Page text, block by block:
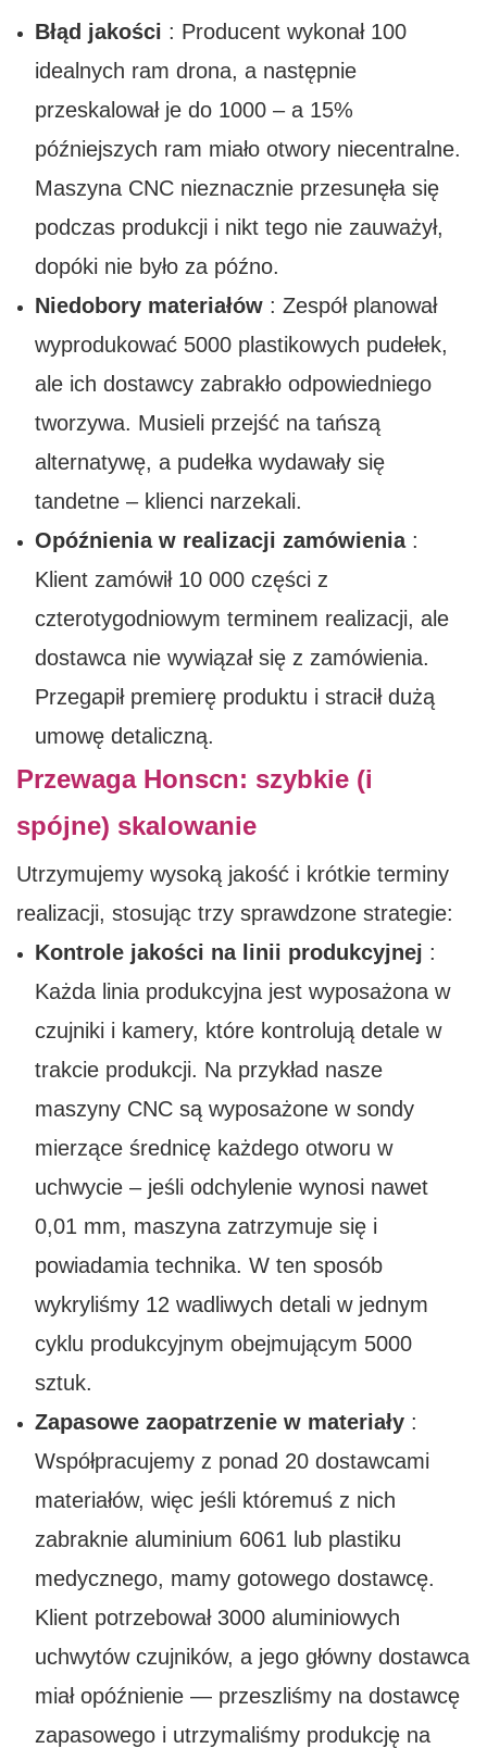
Błąd jakości : Producent wykonał 100
idealnych ram drona, a następnie
przeskalował je do 1000 – a 15%
późniejszych ram miało otwory niecentralne.
Maszyna CNC nieznacznie przesunęła się
podczas produkcji i nikt tego nie zauważył,
dopóki nie było za późno.
Niedobory materiałów: Zespół planował
wyprodukować 5000 plastikowych pudełek,
ale ich dostawcy zabrakło odpowiedniego
tworzywa. Musieli przejść na tańszą
alternatywę, a pudełka wydawały się
tandetne – klienci narzekali.
Opóźnienia w realizacji zamówienia:
Klient zamówił 10 000 części z
czterotygodniowym terminem realizacji, ale
dostawca nie wywiązał się z zamówienia.
Przegapił premierę produktu i stracił dużą
umowę detaliczną.
Przewaga Honscn: szybkie (i
spójne) skalowanie
Utrzymujemy wysoką jakość i krótkie terminy
realizacji, stosując trzy sprawdzone strategie:
Kontrole jakości na linii produkcyjnej :
Każda linia produkcyjna jest wyposażona w
czujniki i kamery, które kontrolują detale w
trakcie produkcji. Na przykład nasze
maszyny CNC są wyposażone w sondy
mierzące średnicę każdego otworu w
uchwycie – jeśli odchylenie wynosi nawet
0,01 mm, maszyna zatrzymuje się i
powiadamia technika. W ten sposób
wykryliśmy 12 wadliwych detali w jednym
cyklu produkcyjnym obejmującym 5000
sztuk.
Zapasowe zaopatrzenie w materiały:
Współpracujemy z ponad 20 dostawcami
materiałów, więc jeśli któremuś z nich
zabraknie aluminium 6061 lub plastiku
medycznego, mamy gotowego dostawcę.
Klient potrzebował 3000 aluminiowych
uchwytów czujników, a jego główny dostawca
miał opóźnienie — przeszliśmy na dostawcę
zapasowego i utrzymaliśmy produkcję na